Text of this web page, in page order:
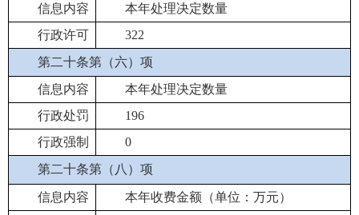
信息内容
本年处理决定数量
行政许可
322
第二十条第（六）项
信息内容
本年处理决定数量
行政处罚
196
行政强制
0
第二十条第（八）项
信息内容
本年收费金额（单位：万元）